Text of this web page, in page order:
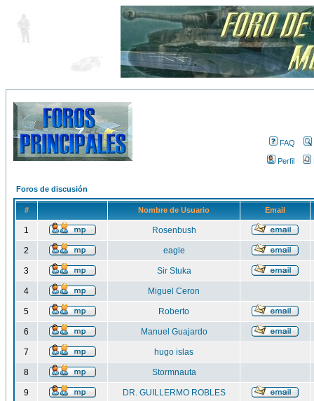
FAQ
Perfil
Foros de discusión
# Nombre de Usuario Email
1 Rosenbush
2 eagle
3 Sir Stuka
4 Miguel Ceron
5 Roberto
6 Manuel Guajardo
7 hugo islas
8 Stormnauta
9 DR. GUILLERMO ROBLES